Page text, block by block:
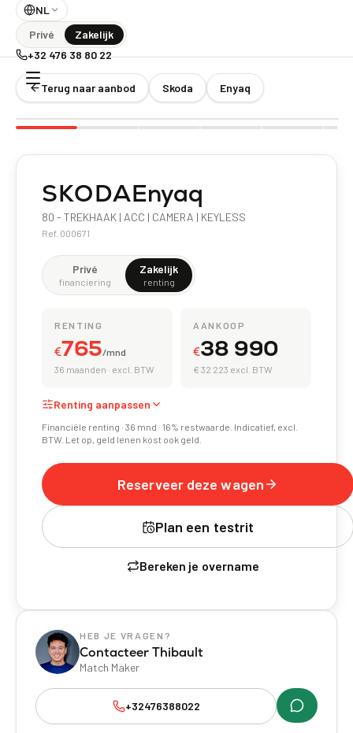
NL
Privé
Zakelijk
+32 476 38 80 22
Terug naar aanbod Skoda Enyaq
SKODAEnyaq
80 - TREKHAAK | ACC | CAMERA | KEYLESS
Ref. 000671
Privé
financiering
Zakelijk
renting
RENTING
€765/mnd
36 maanden · excl. BTW
AANKOOP
€38 990
€ 32 223 excl. BTW
Renting aanpassen
Looptijd
36
Eerste verhoogde huur
€ 3 000
Geschat per maand €765
Financiële renting · 36 mnd · 16% restwaarde. Indicatief, excl.
BTW. Let op, geld lenen kost ook geld.
Reserveer deze wagen
Plan een testrit
Bereken je overname
HEB JE VRAGEN?
Contacteer Thibault
Match Maker
+32476388022